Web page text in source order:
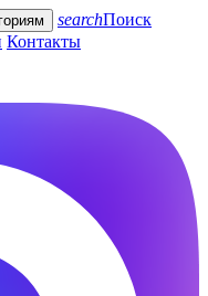
searchПоиск
Контакты